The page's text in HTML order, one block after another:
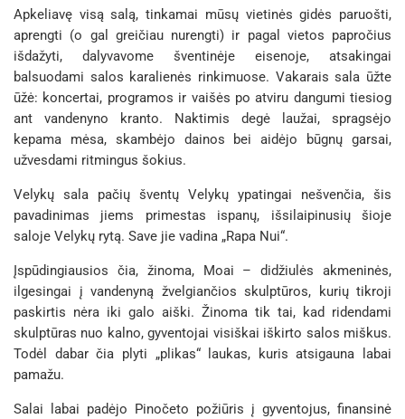
Apkeliavę visą salą, tinkamai mūsų vietinės gidės paruošti,
aprengti (o gal greičiau nurengti) ir pagal vietos papročius
išdažyti, dalyvavome šventinėje eisenoje, atsakingai
balsuodami salos karalienės rinkimuose. Vakarais sala ūžte
ūžė: koncertai, programos ir vaišės po atviru dangumi tiesiog
ant vandenyno kranto. Naktimis degė laužai, spragsėjo
kepama mėsa, skambėjo dainos bei aidėjo būgnų garsai,
užvesdami ritmingus šokius.
Velykų sala pačių šventų Velykų ypatingai nešvenčia, šis
pavadinimas jiems primestas ispanų, išsilaipinusių šioje
saloje Velykų rytą. Save jie vadina „Rapa Nui“.
Įspūdingiausios čia, žinoma, Moai – didžiulės akmeninės,
ilgesingai į vandenyną žvelgiančios skulptūros, kurių tikroji
paskirtis nėra iki galo aiški. Žinoma tik tai, kad ridendami
skulptūras nuo kalno, gyventojai visiškai iškirto salos miškus.
Todėl dabar čia plyti „plikas“ laukas, kuris atsigauna labai
pamažu.
Salai labai padėjo Pinočeto požiūris į gyventojus, finansinė